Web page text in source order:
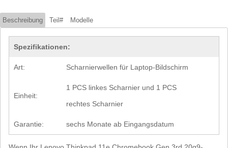
Beschreibung Teil# Modelle
Spezifikationen:
Art: Scharnierwellen für Laptop-Bildschirm
Einheit:
1 PCS linkes Scharnier und 1 PCS
rechtes Scharnier
Garantie: sechs Monate ab Eingangsdatum